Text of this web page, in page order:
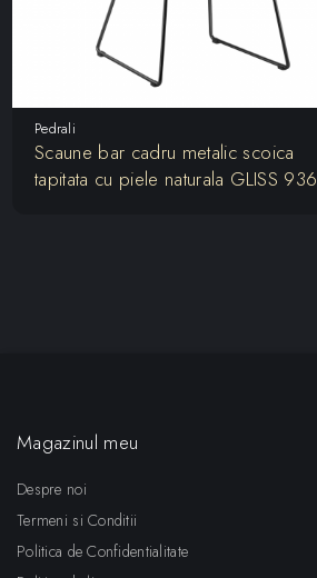
Pedrali
Scaune bar cadru metalic scoica
tapitata cu piele naturala GLISS 936
Magazinul meu
Despre noi
Termeni si Conditii
Politica de Confidentialitate